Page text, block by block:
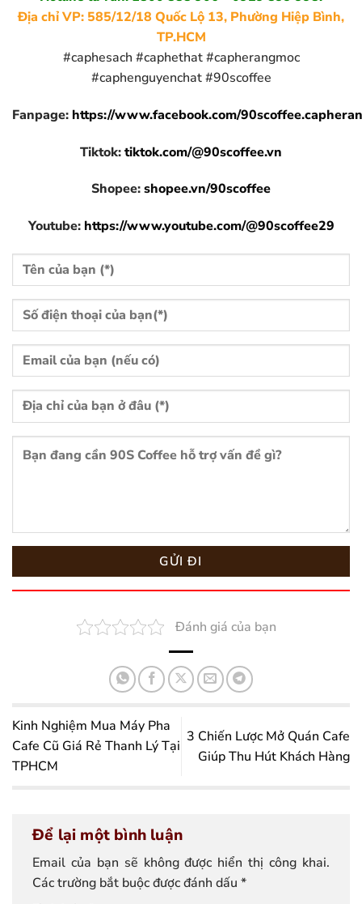
Địa chỉ VP: 585/12/18 Quốc Lộ 13, Phường Hiệp Bình,
TP.HCM
#caphesach #caphethat #capherangmoc
#caphenguyenchat #90scoffee
Fanpage: https://www.facebook.com/
Tiktok:tiktok.com/@90scoffee.vn
Shopee:shopee.vn/90scoffee
Youtube: https://www.youtube.com/@90scoffee29
Đánh giá của bạn
Kinh Nghiệm Mua Máy Pha
Cafe Cũ Giá Rẻ Thanh Lý Tại
TPHCM
3 Chiến Lược Mở Quán Cafe
Giúp Thu Hút Khách Hàng
Để lại một bình luận
Email của bạn sẽ không được hiển thị công khai.
Các trường bắt buộc được đánh dấu *